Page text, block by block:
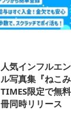
人気インフルエ
ル写真集『ねこ
TIMES限定で無
冊同時リリース